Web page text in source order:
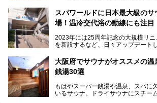
本記事では、そんなリニューアル後
紹介します。これから「鶴見緑地湯
い。
利用できる「神州温泉 あるごの湯」
あるごの湯は、大阪府豊中市にある
チムジルバン（岩盤浴）を中心に、
タイムまで満喫できる長時間滞在型
る迫力ある熱波パフォーマンスも毎
のう”体験をしっかり楽しめるのも
ケやボウリングといった遊び場もあ
で“遊び+癒し”の一日を過ごすのに
スパワールドに日本最大級の
場！温冷交代浴の動線にも注目
2023年には25周年記念の大規模リ
を新設するなど、日々アップデート
そんなスパワールドが2025年11月15
室や日本最大級140人収容の大規模サ
アルオープン！浴室である4F・6Fそ
大規模リニューアルの全容を確認す
オープンイベントに行ってきました
大阪府でサウナがオススメの
銭湯30選
もはやスーパー銭湯や温泉、スパに
いるサウナ。ドライサウナにスチー